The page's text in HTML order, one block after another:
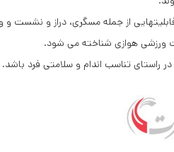
از جمله مسگری، دراز و نشست و
ورزشی هوازی شناخته می شود.
راستای تناسب اندام و سلامتی فرد باشد.